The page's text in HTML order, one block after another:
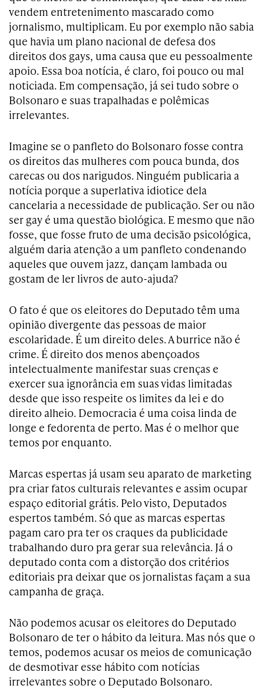
vendem entretenimento mascarado como
jornalismo, multiplicam. Eu por exemplo não sabia
que havia um plano nacional de defesa dos
direitos dos gays, uma causa que eu pessoalmente
apoio. Essa boa notícia, é claro, foi pouco ou mal
noticiada. Em compensação, já sei tudo sobre o
Bolsonaro e suas trapalhadas e polêmicas
irrelevantes.
Imagine se o panfleto do Bolsonaro fosse contra
os direitos das mulheres com pouca bunda, dos
carecas ou dos narigudos. Ninguém publicaria a
notícia porque a superlativa idiotice dela
cancelaria a necessidade de publicação. Ser ou não
ser gay é uma questão biológica. E mesmo que não
fosse, que fosse fruto de uma decisão psicológica,
alguém daria atenção a um panfleto condenando
aqueles que ouvem jazz, dançam lambada ou
gostam de ler livros de auto-ajuda?
O fato é que os eleitores do Deputado têm uma
opinião divergente das pessoas de maior
escolaridade. É um direito deles. A burrice não é
crime. É direito dos menos abençoados
intelectualmente manifestar suas crenças e
exercer sua ignorância em suas vidas limitadas
desde que isso respeite os limites da lei e do
direito alheio. Democracia é uma coisa linda de
longe e fedorenta de perto. Mas é o melhor que
temos por enquanto.
Marcas espertas já usam seu aparato de marketing
pra criar fatos culturais relevantes e assim ocupar
espaço editorial grátis. Pelo visto, Deputados
espertos também. Só que as marcas espertas
pagam caro pra ter os craques da publicidade
trabalhando duro pra gerar sua relevância. Já o
deputado conta com a distorção dos critérios
editoriais pra deixar que os jornalistas façam a sua
campanha de graça.
Não podemos acusar os eleitores do Deputado
Bolsonaro de ter o hábito da leitura. Mas nós que o
temos, podemos acusar os meios de comunicação
de desmotivar esse hábito com notícias
irrelevantes sobre o Deputado Bolsonaro.